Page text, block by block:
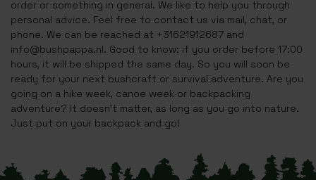
order or something in general. We like to help you through
personal advice. Feel free to contact us via mail, chat, or
phone. We can be reached at +31621912687 and
info@bushpappa.nl. Good to know: if you order before 17:00
hours, it will be shipped the same day. So you will soon be
ready for your next bushcraft or survival adventure. Are you
going on a hike week, canoe week or backpacking
adventure? It doesn't matter, as long as you go into nature.
Just put on your backpack and go!